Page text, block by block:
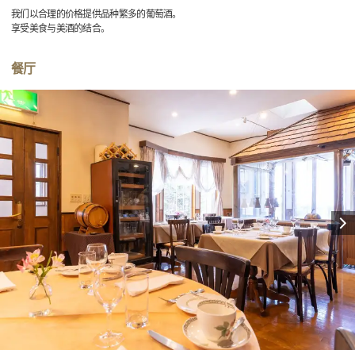
我们以合理的价格提供品种繁多的葡萄酒。
享受美食与美酒的结合。
餐厅